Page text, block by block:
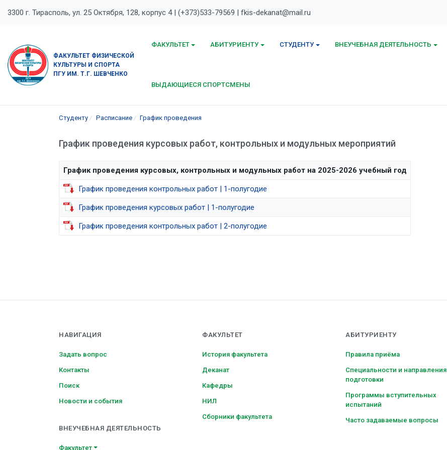
3300 г. Тирасполь, ул. 25 Октября, 128, корпус 4 | (+373)533-79569 | fkis-dekanat@mail.ru
ФАКУЛЬТЕТ ФИЗИЧЕСКОЙ
КУЛЬТУРЫ И СПОРТА
ПГУ ИМ. Т.Г. ШЕВЧЕНКО
ФАКУЛЬТЕТ АБИТУРИЕНТУ СТУДЕНТУ ВНЕУЧЕБНАЯ ДЕЯТЕЛЬНОСТЬ
ВЫДАЮЩИЕСЯ СПОРТСМЕНЫ
Студенту Расписание График проведения
График проведения курсовых работ, контрольных и модульных мероприятий
График проведения курсовых, контрольных и модульных работ на 2025-2026 учебный год
График проведения контрольных работ | 1-полугодие
График проведения курсовых работ | 1-полугодие
График проведения контрольных работ | 2-полугодие
НАВИГАЦИЯ
Задать вопрос
Контакты
Поиск
Новости и события
ВНЕУЧЕБНАЯ ДЕЯТЕЛЬНОСТЬ
Факультет
ФАКУЛЬТЕТ
История факультета
Деканат
Кафедры
НИЛ
Сборники факультета
АБИТУРИЕНТУ
Правила приёма
Специальности и направления
подготовки
Программы вступительных
испытаний
Часто задаваемые вопросы